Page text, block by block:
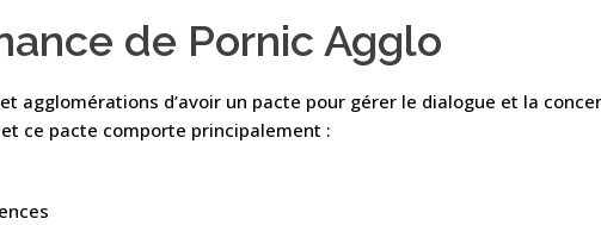
de Pornic Agglo
agglomérations d’avoir un pacte pour gérer le dialogue et la
ce pacte comporte principalement :